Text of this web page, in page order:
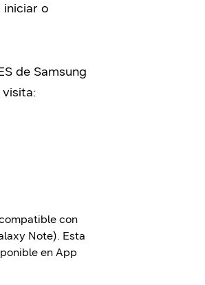
o
de Samsung
con
Note). Esta
en App